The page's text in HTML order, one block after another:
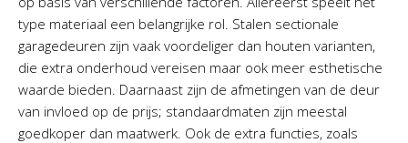
type materiaal een belangrijke rol. Stalen sectionale
garagedeuren zijn vaak voordeliger dan houten varianten,
die extra onderhoud vereisen maar ook meer esthetische
waarde bieden. Daarnaast zijn de afmetingen van de deur
van invloed op de prijs; standaardmaten zijn meestal
goedkoper dan maatwerk. Ook de extra functies, zoals